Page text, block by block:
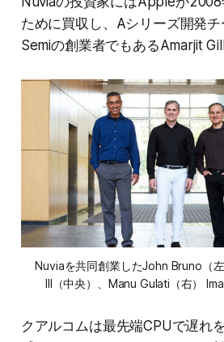
ために買収し、Aシリーズ開発
Semiの創業者でもあるAmarjit
Nuviaを共同創業したJohn Bruno（
III（中央）、Manu Gulati（右）
クアルコムは最先端CPUで遅れ